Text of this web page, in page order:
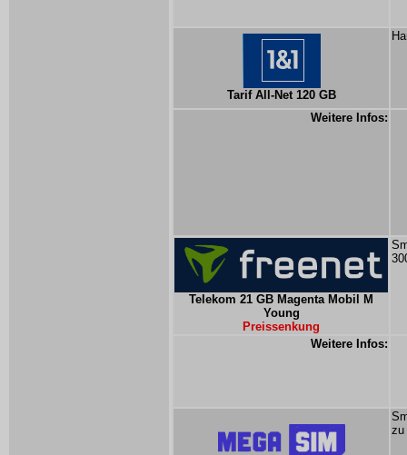
Tarif All-Net 120 GB
Weitere Infos:
Telekom 21 GB Magenta Mobil M
Young
Preissenkung
Weitere Infos:
zu